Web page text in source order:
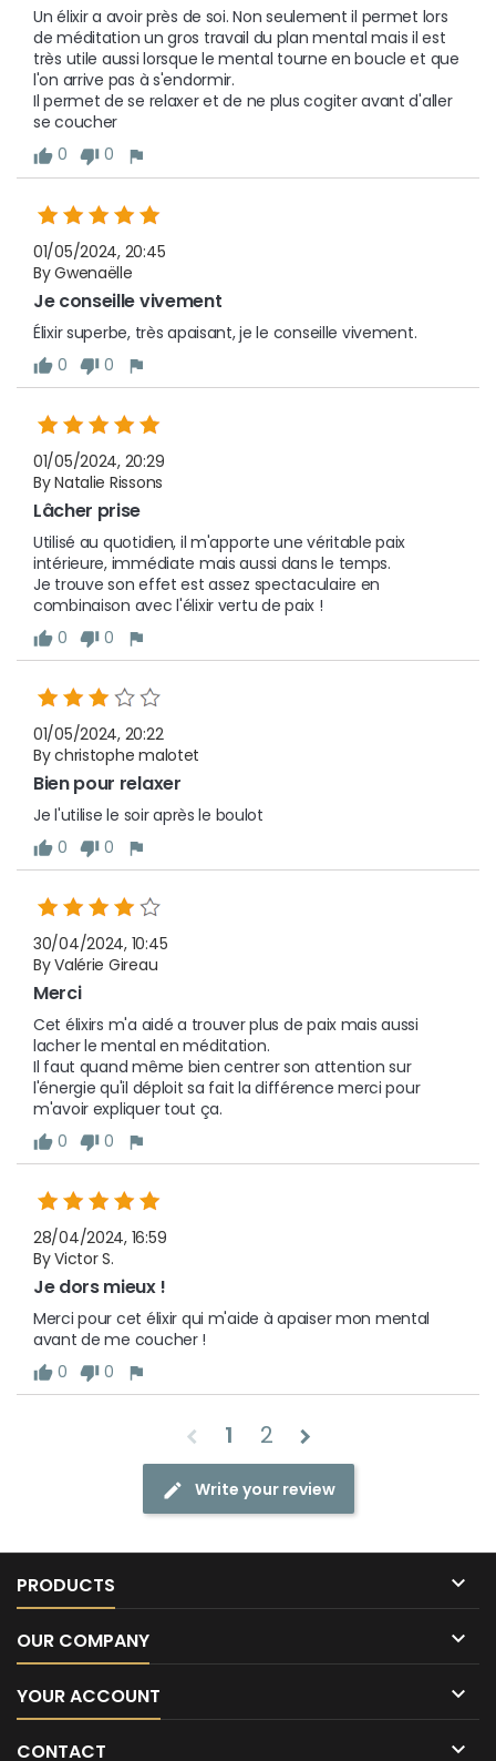
Un élixir a avoir près de soi. Non seulement il permet lors
de méditation un gros travail du plan mental mais il est
très utile aussi lorsque le mental tourne en boucle et que
l'on arrive pas à s'endormir.
Il permet de se relaxer et de ne plus cogiter avant d'aller
se coucher
0
0
01/05/2024, 20:45
By Gwenaëlle
Je conseille vivement
Élixir superbe, très apaisant, je le conseille vivement.
0
0
01/05/2024, 20:29
By Natalie Rissons
Lâcher prise
Utilisé au quotidien, il m'apporte une véritable paix
intérieure, immédiate mais aussi dans le temps.
Je trouve son effet est assez spectaculaire en
combinaison avec l'élixir vertu de paix !
0
0
01/05/2024, 20:22
By christophe malotet
Bien pour relaxer
Je l'utilise le soir après le boulot
0
0
30/04/2024, 10:45
By Valérie Gireau
Merci
Cet élixirs m'a aidé a trouver plus de paix mais aussi
lacher le mental en méditation.
Il faut quand même bien centrer son attention sur
l'énergie qu'il déploit sa fait la différence merci pour
m'avoir expliquer tout ça.
0
0
28/04/2024, 16:59
By Victor S.
Je dors mieux !
Merci pour cet élixir qui m'aide à apaiser mon mental
avant de me coucher !
0
0
1 2
Write your review
PRODUCTS 
OUR COMPANY 
YOUR ACCOUNT 
CONTACT 